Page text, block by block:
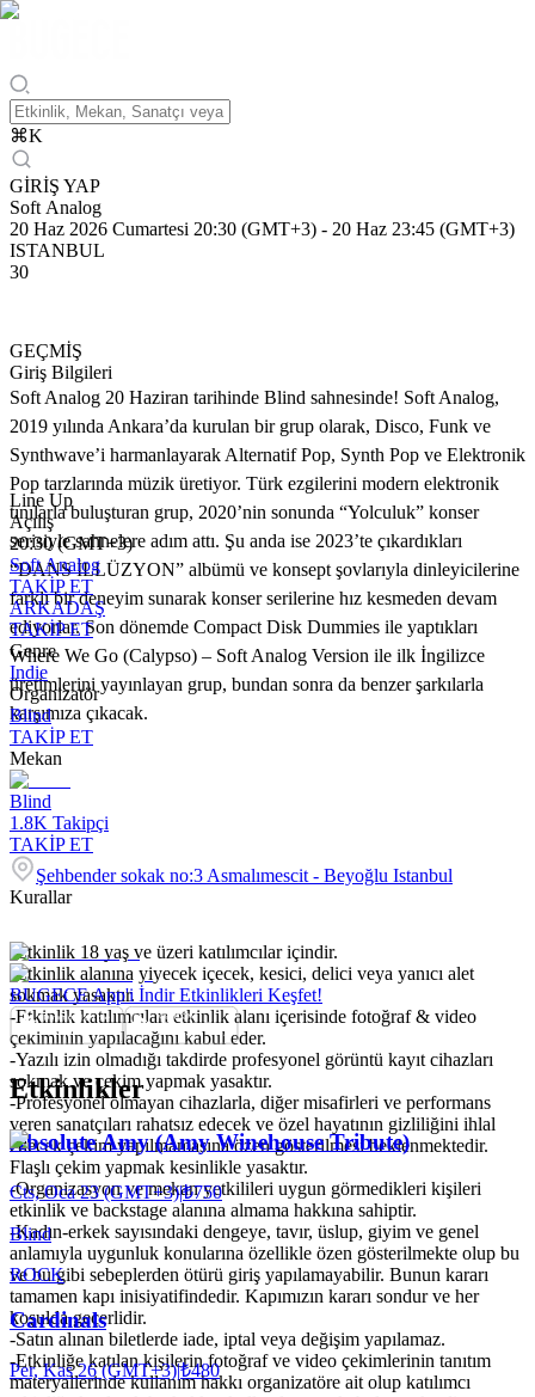
⌘K
GİRİŞ YAP
Soft Analog
20 Haz 2026 Cumartesi 20:30 (GMT+3) - 20 Haz 23:45 (GMT+3)
ISTANBUL
30
GEÇMİŞ
Giriş Bilgileri
Soft Analog 20 Haziran tarihinde Blind sahnesinde! Soft Analog,
2019 yılında Ankara’da kurulan bir grup olarak, Disco, Funk ve
Synthwave’i harmanlayarak Alternatif Pop, Synth Pop ve Elektronik
Pop tarzlarında müzik üretiyor. Türk ezgilerini modern elektronik
tınılarla buluşturan grup, 2020’nin sonunda “Yolculuk” konser
serisiyle sahnelere adım attı. Şu anda ise 2023’te çıkardıkları
“DANS İLLÜZYON” albümü ve konsept şovlarıyla dinleyicilerine
farklı bir deneyim sunarak konser serilerine hız kesmeden devam
ediyorlar. Son dönemde Compact Disk Dummies ile yaptıkları
Where We Go (Calypso) – Soft Analog Version ile ilk İngilizce
üretimlerini yayınlayan grup, bundan sonra da benzer şarkılarla
karşımıza çıkacak.
Line Up
Açılış
20:30 (GMT+3)
Soft Analog
TAKİP ET
ARKADAŞ
TAKİP ET
Genre
Indie
Organizatör
Blind
TAKİP ET
Mekan
Blind
1.8K Takipçi
TAKİP ET
Şehbender sokak no:3 Asmalımescit - Beyoğlu Istanbul
Kurallar
-Etkinlik 18 yaş ve üzeri katılımcılar içindir.
-Etkinlik alanına yiyecek içecek, kesici, delici veya yanıcı alet
sokmak yasaktır.
-Etkinlik katılımcıları etkinlik alanı içerisinde fotoğraf & video
çekiminin yapılacağını kabul eder.
-Yazılı izin olmadığı takdirde profesyonel görüntü kayıt cihazları
sokmak ve çekim yapmak yasaktır.
-Profesyonel olmayan cihazlarla, diğer misafirleri ve performans
veren sanatçıları rahatsız edecek ve özel hayatının gizliliğini ihlal
edecek çekim yapılmamasına özen gösterilmesi beklenmektedir.
Flaşlı çekim yapmak kesinlikle yasaktır.
-Organizasyon ve mekan yetkilileri uygun görmedikleri kişileri
etkinlik ve backstage alanına almama hakkına sahiptir.
-Kadın-erkek sayısındaki dengeye, tavır, üslup, giyim ve genel
anlamıyla uygunluk konularına özellikle özen gösterilmekte olup bu
ve bu gibi sebeplerden ötürü giriş yapılamayabilir. Bunun kararı
tamamen kapı inisiyatifindedir. Kapımızın kararı sondur ve her
koşulda geçerlidir.
-Satın alınan biletlerde iade, iptal veya değişim yapılamaz.
-Etkinliğe katılan kişilerin fotoğraf ve video çekimlerinin tanıtım
materyallerinde kullanım hakkı organizatöre ait olup katılımcı
BUGECE App'i İndir Etkinlikleri Keşfet!
Etkinlikler
Absolute Amy (Amy Winehouse Tribute)
Cts, Oca 23 (GMT+3)|₺750
Blind
ROCK
Cardinals
Per, Kas 26 (GMT+3)|₺480